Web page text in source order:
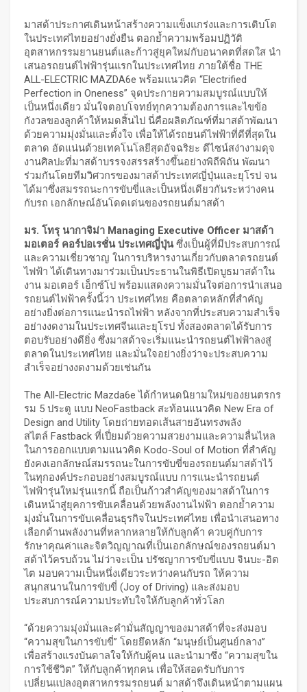
มาสด้าประกาศเดินหน้าสร้างความแข็งแกร่งและการเติบโต
ในประเทศไทยอย่างยั่งยืน ตอกย้ำความพร้อมปฏิวัติ
อุตสาหกรรมยานยนต์และก้าวสู่ยุคใหม่กับอนาคตที่สดใส นำ
เสนอรถยนต์ไฟฟ้ารุ่นแรกในประเทศไทย ภายใต้ชื่อ THE
ALL-ELECTRIC MAZDA6e พร้อมแนวคิด “Electrified
Perfection in Oneness” จุดประกายความสมบูรณ์แบบให้
เป็นหนึ่งเดียว มั่นใจตอบโจทย์ทุกความต้องการและไขข้อ
กังวลของลูกค้าให้หมดสิ้นไป นี่คือผลิตภัณฑ์ที่มาสด้าพัฒนา
ด้วยความมุ่งมั่นและตั้งใจ เพื่อให้ได้รถยนต์ไฟฟ้าที่ดีที่สุดใน
ตลาด อัดแน่นด้วยเทคโนโลยีสุดอัจฉริยะ ดีไซน์สง่างามดุจ
งานศิลปะที่มาสด้าบรรจงสรรสร้างขึ้นอย่างพิถีพิถัน พัฒนา
ร่วมกันโดยทีมวิศวกรของมาสด้าประเทศญี่ปุ่นและยุโรป จน
ได้มาซึ่งสมรรถนะการขับขี่และเป็นหนึ่งเดียวกันระหว่างคน
กับรถ เอกลักษณ์อันโดดเด่นของรถยนต์มาสด้า
มร. โทรุ นากาจิม่า Managing Executive Officer มาสด้า
มอเตอร์ คอร์ปอเรชั่น ประเทศญี่ปุ่นซึ่งเป็นผู้ที่มีประสบการณ์
และความเชี่ยวชาญ ในการบริหารงานเกี่ยวกับตลาดรถยนต์
ไฟฟ้า ได้เดินทางมาร่วมเป็นประธานในพิธีเปิดบูธมาสด้าใน
งาน มอเตอร์ เอ็กซ์โป พร้อมแสดงความมั่นใจต่อการนำเสนอ
รถยนต์ไฟฟ้าครั้งนี้ว่า ประเทศไทย คือตลาดหลักที่สำคัญ
อย่างยิ่งต่อการแนะนำรถไฟฟ้า หลังจากที่ประสบความสำเร็จ
อย่างงดงามในประเทศจีนและยุโรป ทั้งสองตลาดได้รับการ
ตอบรับอย่างดียิ่ง ซึ่งมาสด้าจะเริ่มแนะนำรถยนต์ไฟฟ้าลงสู่
ตลาดในประเทศไทย และมั่นใจอย่างยิ่งว่าจะประสบความ
สำเร็จอย่างงดงามด้วยเช่นกัน
The All-Electric Mazda6e ได้กำหนดนิยามใหม่ของยนตรกร
รม 5 ประตู แบบ NeoFastback สะท้อนแนวคิด New Era of
Design and Utility โดยถ่ายทอดเส้นสายอันทรงพลัง
สไตล์ Fastback ที่เปี่ยมด้วยความสวยงามและความลื่นไหล
ในการออกแบบตามแนวคิด Kodo-Soul of Motion ที่สำคัญ
ยังคงเอกลักษณ์สมรรถนะในการขับขี่ของรถยนต์มาสด้าไว้
ในทุกองค์ประกอบอย่างสมบูรณ์แบบ การแนะนำรถยนต์
ไฟฟ้ารุ่นใหม่รุ่นแรกนี้ ถือเป็นก้าวสำคัญของมาสด้าในการ
เดินหน้าสู่ยุคการขับเคลื่อนด้วยพลังงานไฟฟ้า ตอกย้ำความ
มุ่งมั่นในการขับเคลื่อนธุรกิจในประเทศไทย เพื่อนำเสนอทาง
เลือกด้านพลังงานที่หลากหลายให้กับลูกค้า ควบคู่กับการ
รักษาคุณค่าและจิตวิญญาณที่เป็นเอกลักษณ์ของรถยนต์มา
สด้าไว้ครบถ้วน ไม่ว่าจะเป็น ปรัชญาการขับขี่แบบ จินบะ-อิต
ไต มอบความเป็นหนึ่งเดียวระหว่างคนกับรถ ให้ความ
สนุกสนานในการขับขี่ (Joy of Driving) และส่งมอบ
ประสบการณ์ความประทับใจให้กับลูกค้าทั่วโลก
“ด้วยความมุ่งมั่นและคำมั่นสัญญาของมาสด้าที่จะส่งมอบ
“ความสุขในการขับขี่” โดยยึดหลัก “มนุษย์เป็นศูนย์กลาง”
เพื่อสร้างแรงบันดาลใจให้กับผู้คน และนำมาซึ่ง “ความสุขใน
การใช้ชีวิต” ให้กับลูกค้าทุกคน เพื่อให้สอดรับกับการ
เปลี่ยนแปลงอุตสาหกรรมรถยนต์ มาสด้าจึงเดินหน้าตามแผน